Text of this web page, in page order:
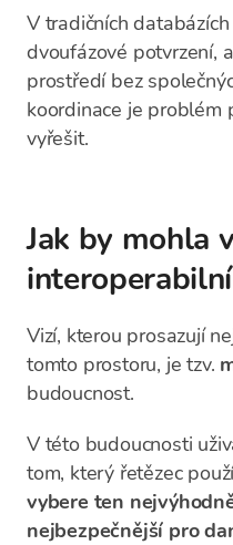
V tradičních
dvoufázové potvrzení,
prostředí bez
koordinace je problém
vyřešit.
Jak by mohla
Vizí, kterou prosazují
tomto prostoru, je tzv.
budoucnost.
V této budoucnosti
tom, který řetězec
vybere ten
nejbezpečnější pro